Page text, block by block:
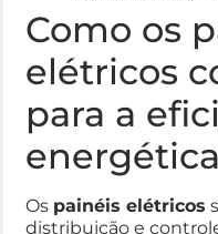
Como os
elétricos
para a
Os painéis elétricos
distribuição e